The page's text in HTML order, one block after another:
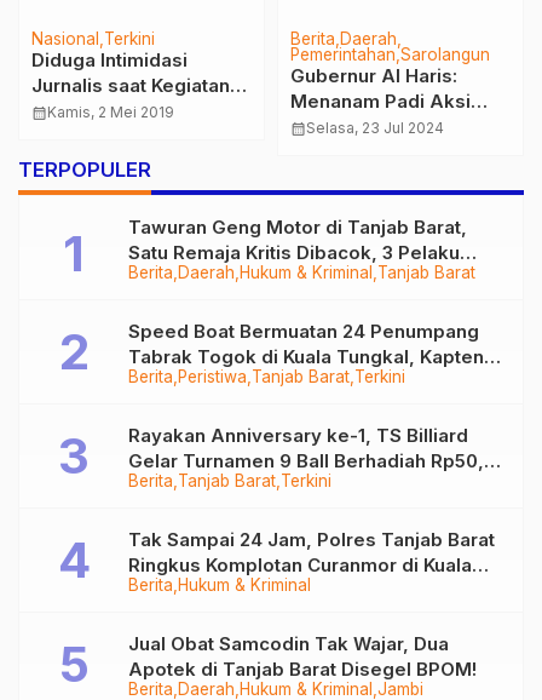
Nasional Terkini
Diduga Intimidasi
Jurnalis saat Kegiatan
May Day, AJI Jambi
Tindakan Hukum
calendar_monthKamis, 2 Mei 2019
Berita Daerah
Pemerintahan Sarolangun
Gubernur Al Haris:
Menanam Padi Aksi
Nyata Perkuat
calendar_monthSelasa, 23 Jul 2024
TERPOPULER
Berita Daerah Hukum & Kriminal Tanjab Barat
Tawuran Geng Motor di Tanjab Barat,
Satu Remaja Kritis Dibacok, 3 Pelaku
Ditangkap
Berita Peristiwa Tanjab Barat Terkini
Speed Boat Bermuatan 24 Penumpang
Tabrak Togok di Kuala Tungkal, Kapten
Sempat Hilang
Berita Tanjab Barat Terkini
Rayakan Anniversary ke-1, TS Billiard
Gelar Turnamen 9 Ball Berhadiah Rp50,8
Juta
Berita Hukum & Kriminal
Tak Sampai 24 Jam, Polres Tanjab Barat
Ringkus Komplotan Curanmor di Kuala
Tungkal
Berita Daerah Hukum & Kriminal Jambi
Jual Obat Samcodin Tak Wajar, Dua
Apotek di Tanjab Barat Disegel BPOM!